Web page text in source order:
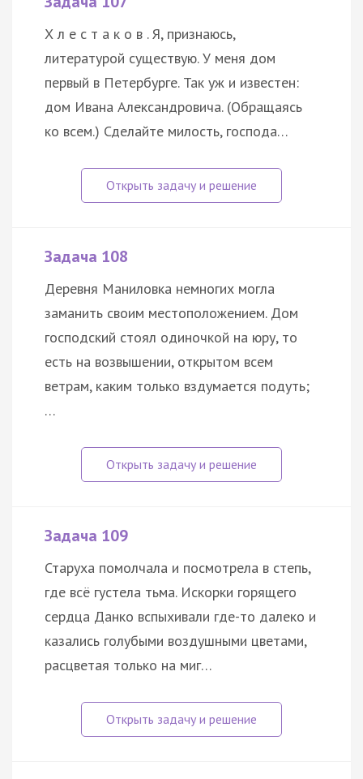
Х л е с т а к о в . Я, признаюсь,
литературой существую. У меня дом
первый в Петербурге. Так уж и известен:
дом Ивана Александровича. (Обращаясь
ко всем.) Сделайте милость, господа…
Задача 108
Деревня Маниловка немногих могла
заманить своим местоположением. Дом
господский стоял одиночкой на юру, то
есть на возвышении, открытом всем
ветрам, каким только вздумается подуть;
…
Задача 109
Старуха помолчала и посмотрела в степь,
где всё густела тьма. Искорки горящего
сердца Данко вспыхивали где-то далеко и
казались голубыми воздушными цветами,
расцветая только на миг…